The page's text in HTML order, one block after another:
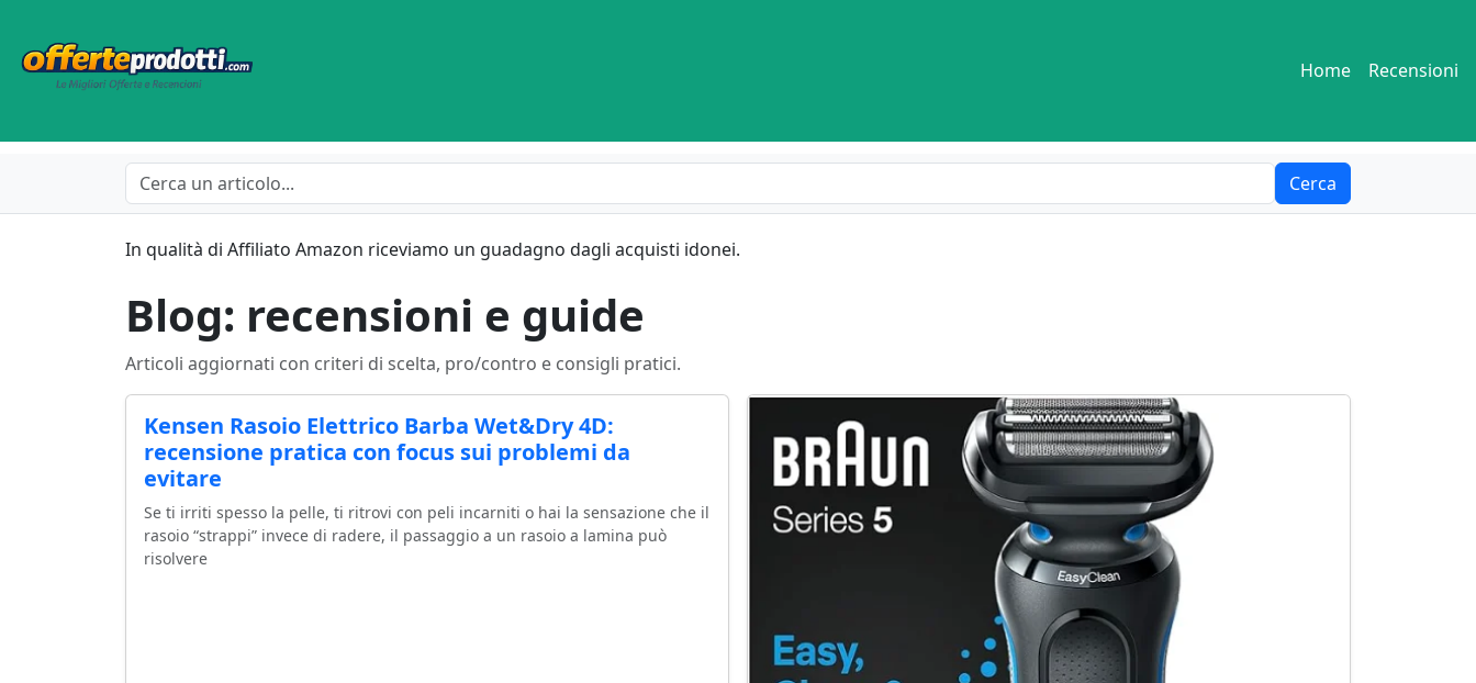
Home Recensioni
Cerca
In qualità di Affiliato Amazon riceviamo un guadagno dagli acquisti idonei.
Blog: recensioni e guide
Articoli aggiornati con criteri di scelta, pro/contro e consigli pratici.
Kensen Rasoio Elettrico Barba Wet&Dry 4D:
recensione pratica con focus sui problemi da
evitare
Se ti irriti spesso la pelle, ti ritrovi con peli incarniti o hai la sensazione che il
rasoio “strappi” invece di radere, il passaggio a un rasoio a lamina può
risolvere